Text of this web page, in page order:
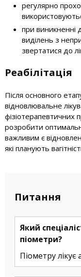
регулярно
при виникненні
виділень з
звертатися до
Реабілітація
Після основного
відновлювальне
фізіотерапевтичних
розробити
важливим є
які планують
Питання
Який
піометри?
Піометру лікує